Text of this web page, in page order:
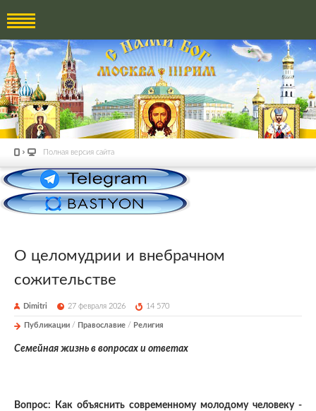
Полная версия сайта
О целомудрии и внебрачном
сожительстве
Dimitri 27 февраля 2026 14 570
Публикации / Православие / Религия
Семейная жизнь в вопросах и ответах
Вопрос: Как объяснить современному молодому человеку -